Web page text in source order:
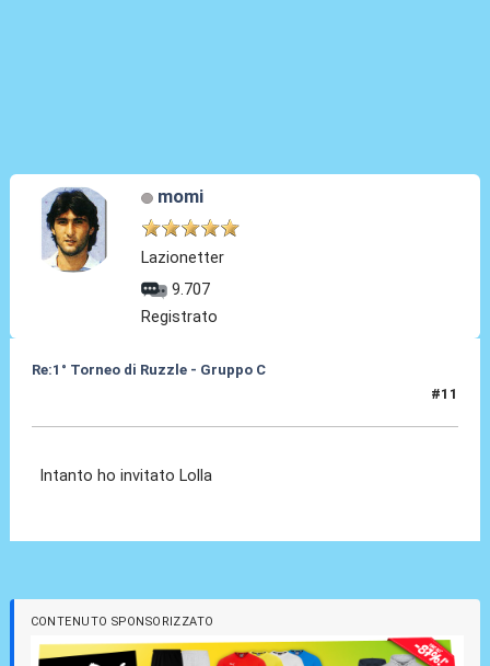
momi
Lazionetter
9.707
Registrato
Re:1° Torneo di Ruzzle - Gruppo C
#11
Intanto ho invitato Lolla
CONTENUTO SPONSORIZZATO